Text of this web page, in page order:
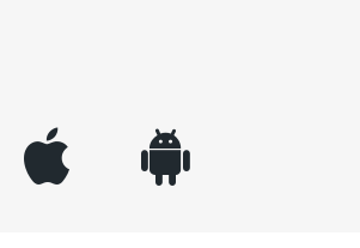
appleinc android